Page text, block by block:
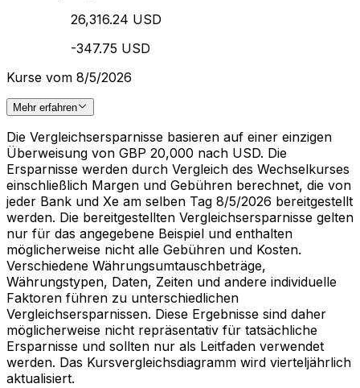
26,316.24 USD
-347.75 USD
Kurse vom 8/5/2026
Mehr erfahren
Die Vergleichsersparnisse basieren auf einer einzigen
Überweisung von GBP 20,000 nach USD. Die
Ersparnisse werden durch Vergleich des Wechselkurses
einschließlich Margen und Gebühren berechnet, die von
jeder Bank und Xe am selben Tag 8/5/2026 bereitgestellt
werden. Die bereitgestellten Vergleichsersparnisse gelten
nur für das angegebene Beispiel und enthalten
möglicherweise nicht alle Gebühren und Kosten.
Verschiedene Währungsumtauschbeträge,
Währungstypen, Daten, Zeiten und andere individuelle
Faktoren führen zu unterschiedlichen
Vergleichsersparnissen. Diese Ergebnisse sind daher
möglicherweise nicht repräsentativ für tatsächliche
Ersparnisse und sollten nur als Leitfaden verwendet
werden. Das Kursvergleichsdiagramm wird vierteljährlich
aktualisiert.